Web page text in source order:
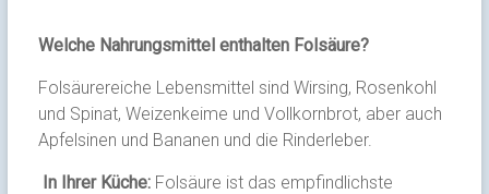
Welche Nahrungsmittel enthalten Folsäure?
Folsäurereiche Lebensmittel sind Wirsing, Rosenkohl
und Spinat, Weizenkeime und Vollkornbrot, aber auch
Apfelsinen und Bananen und die Rinderleber.
In Ihrer Küche:Folsäure ist das empfindlichste